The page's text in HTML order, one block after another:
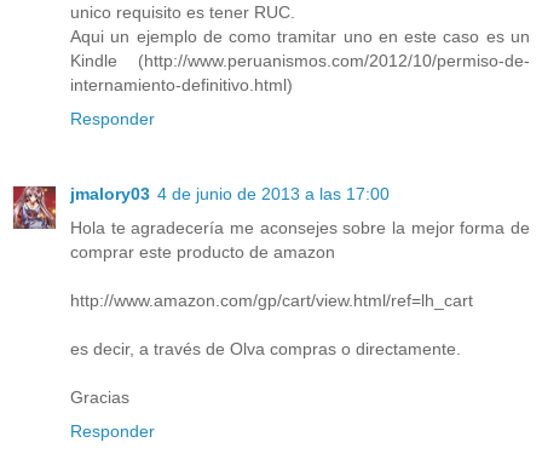
unico requisito es tener RUC.
Aqui un ejemplo de como tramitar uno en este caso es un
Kindle (http://www.peruanismos.com/2012/10/permiso-de-
internamiento-definitivo.html)
Responder
jmalory03 4 de junio de 2013 a las 17:00
Hola te agradecería me aconsejes sobre la mejor forma de
comprar este producto de amazon
http://www.amazon.com/gp/cart/view.html/ref=lh_cart
es decir, a través de Olva compras o directamente.
Gracias
Responder